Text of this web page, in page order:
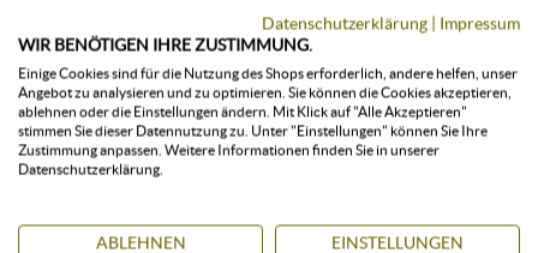
Aktuelle Stellenangebote
Presse
Newsletter
ALLE WEINGÜTER
Datenschutzerklärung | Impressum
WIR BENÖTIGEN IHRE ZUSTIMMUNG.
Einige Cookies sind für die Nutzung des Shops erforderlich, andere helfen, unser
Angebot zu analysieren und zu optimieren. Sie können die Cookies akzeptieren,
ablehnen oder die Einstellungen ändern. Mit Klick auf "Alle Akzeptieren"
stimmen Sie dieser Datennutzung zu. Unter "Einstellungen" können Sie Ihre
Zustimmung anpassen. Weitere Informationen finden Sie in unserer
Datenschutzerklärung.
ABLEHNEN EINSTELLUNGEN